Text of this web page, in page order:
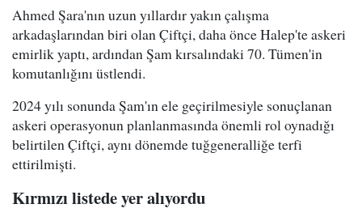
Ahmed Şara'nın uzun yıllardır yakın çalışma
arkadaşlarından biri olan Çiftçi, daha önce Halep'te askeri
emirlik yaptı, ardından Şam kırsalındaki 70. Tümen'in
komutanlığını üstlendi.
2024 yılı sonunda Şam'ın ele geçirilmesiyle sonuçlanan
askeri operasyonun planlanmasında önemli rol oynadığı
belirtilen Çiftçi, aynı dönemde tuğgeneralliğe terfi
ettirilmişti.
Kırmızı listede yer alıyordu